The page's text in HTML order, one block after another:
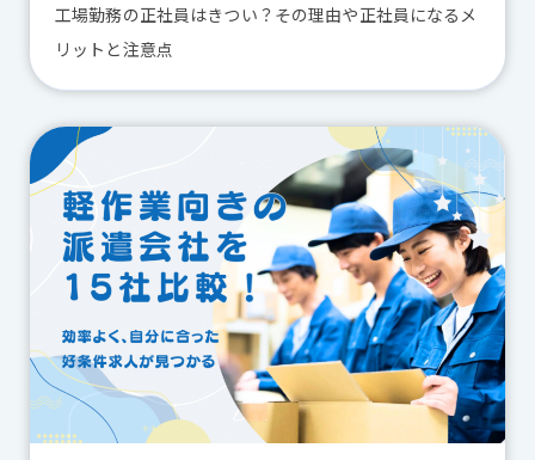
工場勤務の正社員はきつい？その理由や正社員になるメ
リットと注意点